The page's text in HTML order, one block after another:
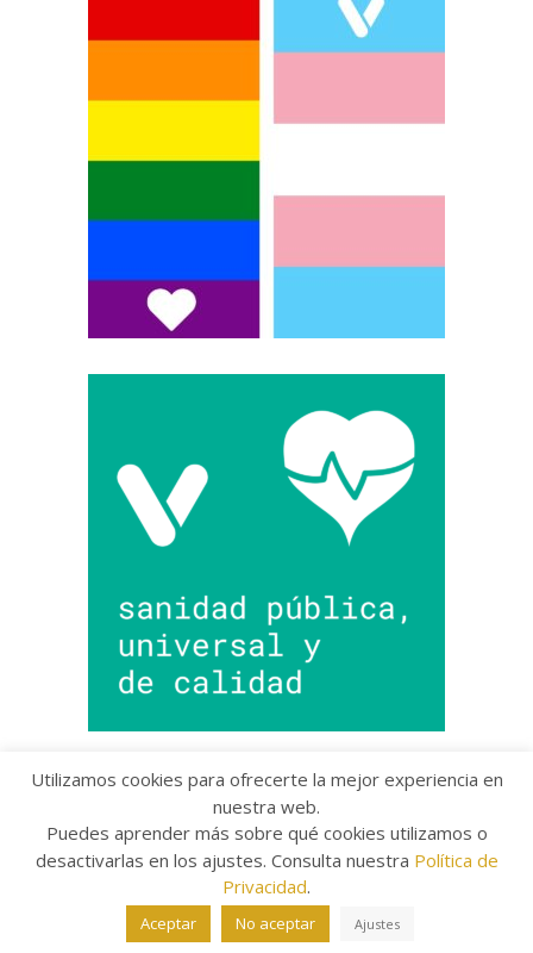
Copyright © 2022 Grupo Provincial Toma la Palabra
Aviso legal /Política de Privacidad/Política de
Cookies
The Arcade Basic Theme bybavotasan.com
Utilizamos cookies para ofrecerte la mejor experiencia en
nuestra web.
Puedes aprender más sobre qué cookies utilizamos o
desactivarlas en los ajustes. Consulta nuestra Política de
Privacidad.
Aceptar No aceptar Ajustes